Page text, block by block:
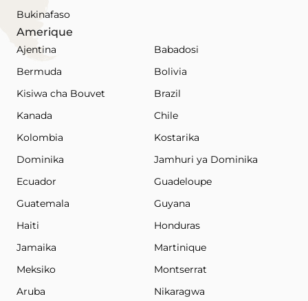
Bukinafaso
Amerique
Ajentina
Babadosi
Bermuda
Bolivia
Kisiwa cha Bouvet
Brazil
Kanada
Chile
Kolombia
Kostarika
Dominika
Jamhuri ya Dominika
Ecuador
Guadeloupe
Guatemala
Guyana
Haiti
Honduras
Jamaika
Martinique
Meksiko
Montserrat
Aruba
Nikaragwa